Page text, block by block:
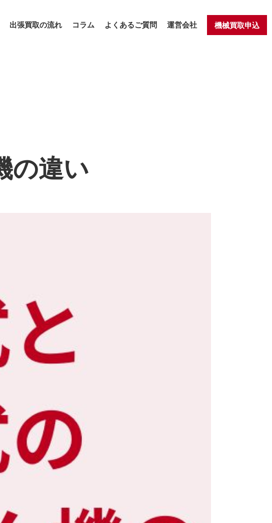
出張買取の流れ コラム よくあるご質問 運営会社 機械買取申込
の違い